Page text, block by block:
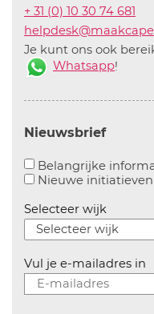
+ 31 (0) 10 30 74 681
Je kunt ons ook
Whatsapp!
Nieuwsbrief
Belangrijke
Nieuwe
Selecteer wijk
Vul je e-mailadres in